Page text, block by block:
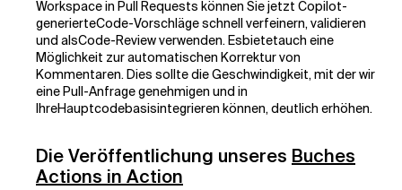
Workspace in Pull Requests können Sie jetzt Copilot-
generierteCode-Vorschlägeschnell verfeinern, validieren
und alsCode-Reviewverwenden. Esbietetauch eine
Möglichkeit zur automatischen Korrektur von
Kommentaren. Dies sollte die Geschwindigkeit, mit der wir
eine Pull-Anfrage genehmigen und in
IhreHauptcodebasisintegrieren können, deutlich erhöhen.
Die Veröffentlichung unseres Buches
Actions in Action